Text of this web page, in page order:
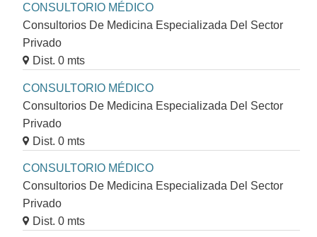
CONSULTORIO MÉDICO
Consultorios De Medicina Especializada Del Sector
Privado
Dist. 0 mts
CONSULTORIO MÉDICO
Consultorios De Medicina Especializada Del Sector
Privado
Dist. 0 mts
CONSULTORIO MÉDICO
Consultorios De Medicina Especializada Del Sector
Privado
Dist. 0 mts